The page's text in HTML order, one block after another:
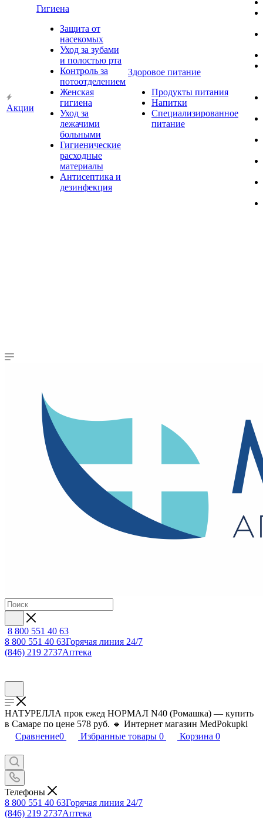
Акции
Гигиена
Защита от
насекомых
Уход за зубами
и полостью рта
Контроль за
потоотделением
Женская
гигиена
Уход за
лежачими
больными
Гигиенические
расходные
материалы
Антисептика и
дезинфекция
Здоровое питание
Продукты питания
Напитки
Специализированное
питание
8 800 551 40 63
8 800 551 40 63Горячая линия 24/7
(846) 219 2737Аптека
НАТУРЕЛЛА прок ежед НОРМАЛ N40 (Ромашка) — купить
в Самаре по цене 578 руб. 🔸 Интернет магазин MedPokupki
Сравнение0 Избранные товары 0 Корзина 0
Телефоны
8 800 551 40 63Горячая линия 24/7
(846) 219 2737Аптека